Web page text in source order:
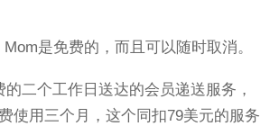
是免费的，而且可以随时取消。
二个工作日送达的会员递送服务，
使用三个月，这个同扣79美元的服务